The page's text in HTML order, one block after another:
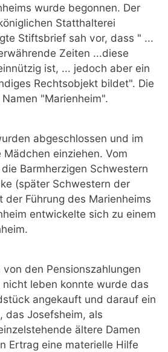
wurde begonnen. Der
Statthalterei
Stiftsbrief sah vor, dass " ...
Zeiten ...diese
ist, ... jedoch aber ein
Rechtsobjekt bildet". Die
"Marienheim".
abgeschlossen und im
einziehen. Vom
Barmherzigen Schwestern
(später Schwestern der
der Führung des Marienheims
entwickelte sich zu einem
den Pensionszahlungen
leben konnte wurde das
angekauft und darauf ein
das Josefsheim, als
ältere Damen
Ertrag eine materielle Hilfe